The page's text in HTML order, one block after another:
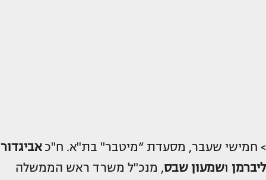
> חמישי שעבר, מסעדת “מיטבר" בת"א. ח"כאביגדור
ליברמן ושמעון שבס, מנכ"ל משרד ראש הממשלה